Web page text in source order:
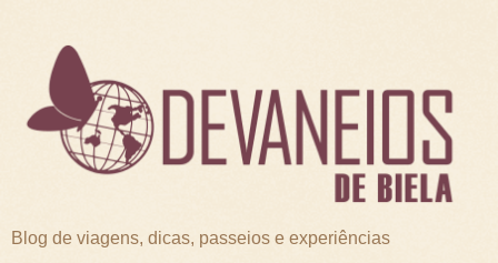
Blog de viagens, dicas, passeios e experiências